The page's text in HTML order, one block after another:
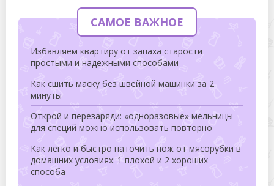
САМОЕ ВАЖНОЕ
Избавляем квартиру от запаха старости
простыми и надежными способами
Как сшить маску без швейной машинки за 2
минуты
Открой и перезаряди: «одноразовые» мельницы
для специй можно использовать повторно
Как легко и быстро наточить нож от мясорубки в
домашних условиях: 1 плохой и 2 хороших
способа